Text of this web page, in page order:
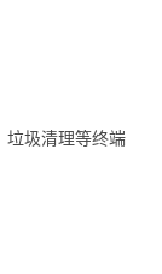
垃圾清理等终端